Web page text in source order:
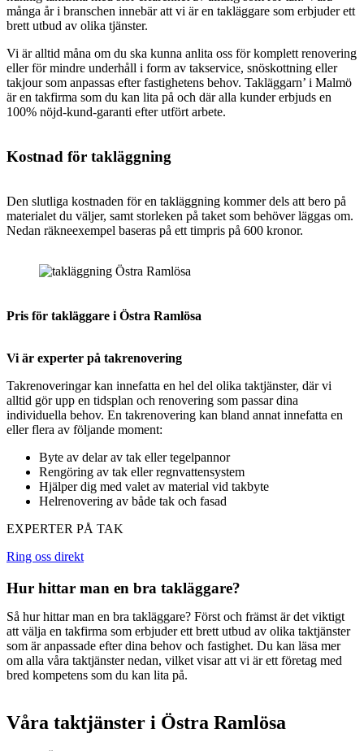
många år i branschen innebär att vi är en takläggare som erbjuder ett
brett utbud av olika tjänster.
Vi är alltid måna om du ska kunna anlita oss för komplett renovering
eller för mindre underhåll i form av takservice, snöskottning eller
takjour som anpassas efter fastighetens behov. Takläggarn’ i Malmö
är en takfirma som du kan lita på och där alla kunder erbjuds en
100% nöjd-kund-garanti efter utfört arbete.
Kostnad för takläggning
Den slutliga kostnaden för en takläggning kommer dels att bero på
materialet du väljer, samt storleken på taket som behöver läggas om.
Nedan räkneexempel baseras på ett timpris på 600 kronor.
Pris för takläggare i Östra Ramlösa
Vi är experter på takrenovering
Takrenoveringar kan innefatta en hel del olika taktjänster, där vi
alltid gör upp en tidsplan och renovering som passar dina
individuella behov. En takrenovering kan bland annat innefatta en
eller flera av följande moment:
Byte av delar av tak eller tegelpannor
Rengöring av tak eller regnvattensystem
Hjälper dig med valet av material vid takbyte
Helrenovering av både tak och fasad
EXPERTER PÅ TAK
Ring oss direkt
Hur hittar man en bra takläggare?
Så hur hittar man en bra takläggare? Först och främst är det viktigt
att välja en takfirma som erbjuder ett brett utbud av olika taktjänster
som är anpassade efter dina behov och fastighet. Du kan läsa mer
om alla våra taktjänster nedan, vilket visar att vi är ett företag med
bred kompetens som du kan lita på.
Våra taktjänster i Östra Ramlösa